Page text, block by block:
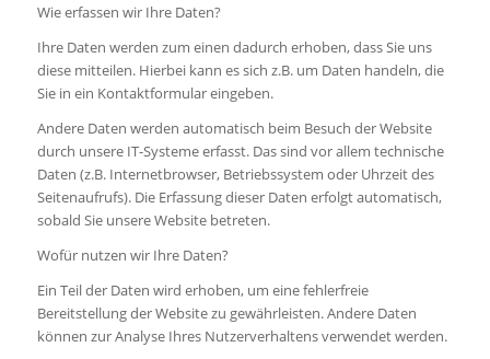
Wie erfassen wir Ihre Daten?
Ihre Daten werden zum einen dadurch erhoben, dass Sie uns
diese mitteilen. Hierbei kann es sich z.B. um Daten handeln, die
Sie in ein Kontaktformular eingeben.
Andere Daten werden automatisch beim Besuch der Website
durch unsere IT-Systeme erfasst. Das sind vor allem technische
Daten (z.B. Internetbrowser, Betriebssystem oder Uhrzeit des
Seitenaufrufs). Die Erfassung dieser Daten erfolgt automatisch,
sobald Sie unsere Website betreten.
Wofür nutzen wir Ihre Daten?
Ein Teil der Daten wird erhoben, um eine fehlerfreie
Bereitstellung der Website zu gewährleisten. Andere Daten
können zur Analyse Ihres Nutzerverhaltens verwendet werden.